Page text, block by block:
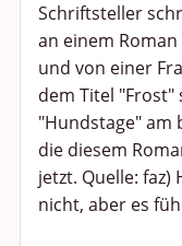
Schriftsteller
an einem
und von einer
dem Titel
"Hundstage" am
die diesem
jetzt. Quelle:
nicht, aber es